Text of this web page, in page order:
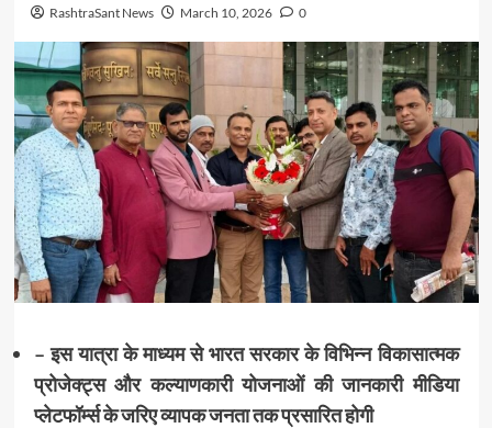
RashtraSant News March 10, 2026 0
– इस यात्रा के माध्यम से भारत सरकार के विभिन्न विकासात्मक
प्रोजेक्ट्स और कल्याणकारी योजनाओं की जानकारी मीडिया
प्लेटफॉर्म्स के जरिए व्यापक जनता तक प्रसारित होगी